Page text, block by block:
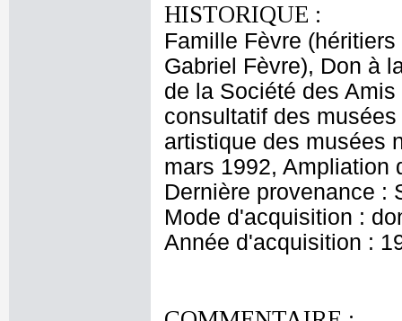
HISTORIQUE :
Famille Fèvre
Gabriel Fèvre), Don à
de la Société des
consultatif des
artistique des musées
mars 1992, Ampliation
Dernière provenance :
Mode d'acquisition :
Année d'acquisition :